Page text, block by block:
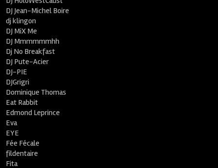
DJ Jean-Michel Boire
dj klingon
DJ MiX Me
DJ Mmmmmmhh
Dj No Breakfast
DJ Pute-Acier
DJ-PIE
DJGrigri
Dominique Thomas
Eat Rabbit
Edmond Leprince
Eva
EYE
Fée Fécale
fildentaire
Fita